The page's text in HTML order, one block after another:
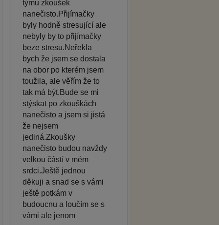
týmu zkoušek
nanečisto.Přijímačky
byly hodně stresující ale
nebyly by to přijímačky
beze stresu.Neřekla
bych že jsem se dostala
na obor po kterém jsem
toužila, ale věřím že to
tak má být.Bude se mi
stýskat po zkouškách
nanečisto a jsem si jistá
že nejsem
jediná.Zkoušky
nanečisto budou navždy
velkou částí v mém
srdci.Ještě jednou
děkuji a snad se s vámi
ještě potkám v
budoucnu a loučím se s
vámi ale jenom